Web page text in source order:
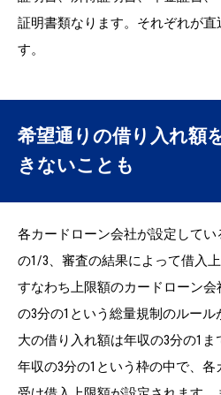
証明書類なります。それぞれが直
す。
希望通りの借り入れ額
きないことも
各カードローン会社が設定して
の1/3、審査の結果によって借入
すなわち上限額のカードローン
の3分の1という総量規制のルー
大の借り入れ額は年収の3分の1ま
年収の3分の1という枠の中で、